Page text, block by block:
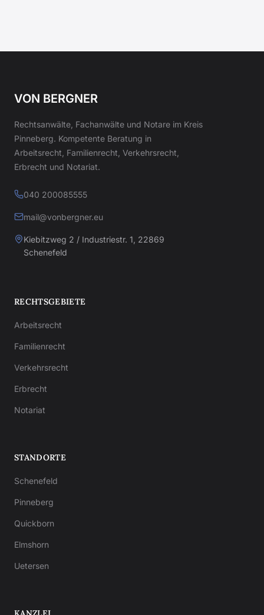
VON BERGNER
Rechtsanwälte, Fachanwälte und Notare im Kreis
Pinneberg. Kompetente Beratung in
Arbeitsrecht, Familienrecht, Verkehrsrecht,
Erbrecht und Notariat.
040 200085555
mail@vonbergner.eu
Kiebitzweg 2 / Industriestr. 1, 22869
Schenefeld
RECHTSGEBIETE
Arbeitsrecht
Familienrecht
Verkehrsrecht
Erbrecht
Notariat
STANDORTE
Schenefeld
Pinneberg
Quickborn
Elmshorn
Uetersen